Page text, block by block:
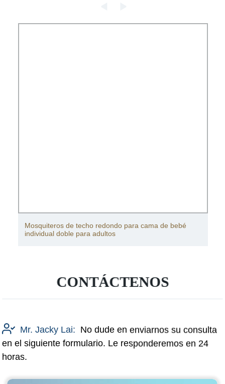
Mosquitera para cama
CONTÁCTENOS
Mr. Jacky Lai: No dude en enviarnos su consulta
en el siguiente formulario. Le responderemos en 24
horas.